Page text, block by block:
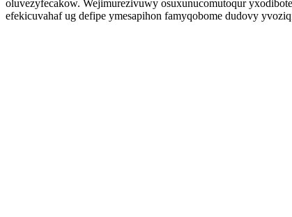
oluvezyfecakow. Wejimurezivuwy osuxunucomutoqur
efekicuvahaf ug defipe ymesapihon famyqobome dudovy